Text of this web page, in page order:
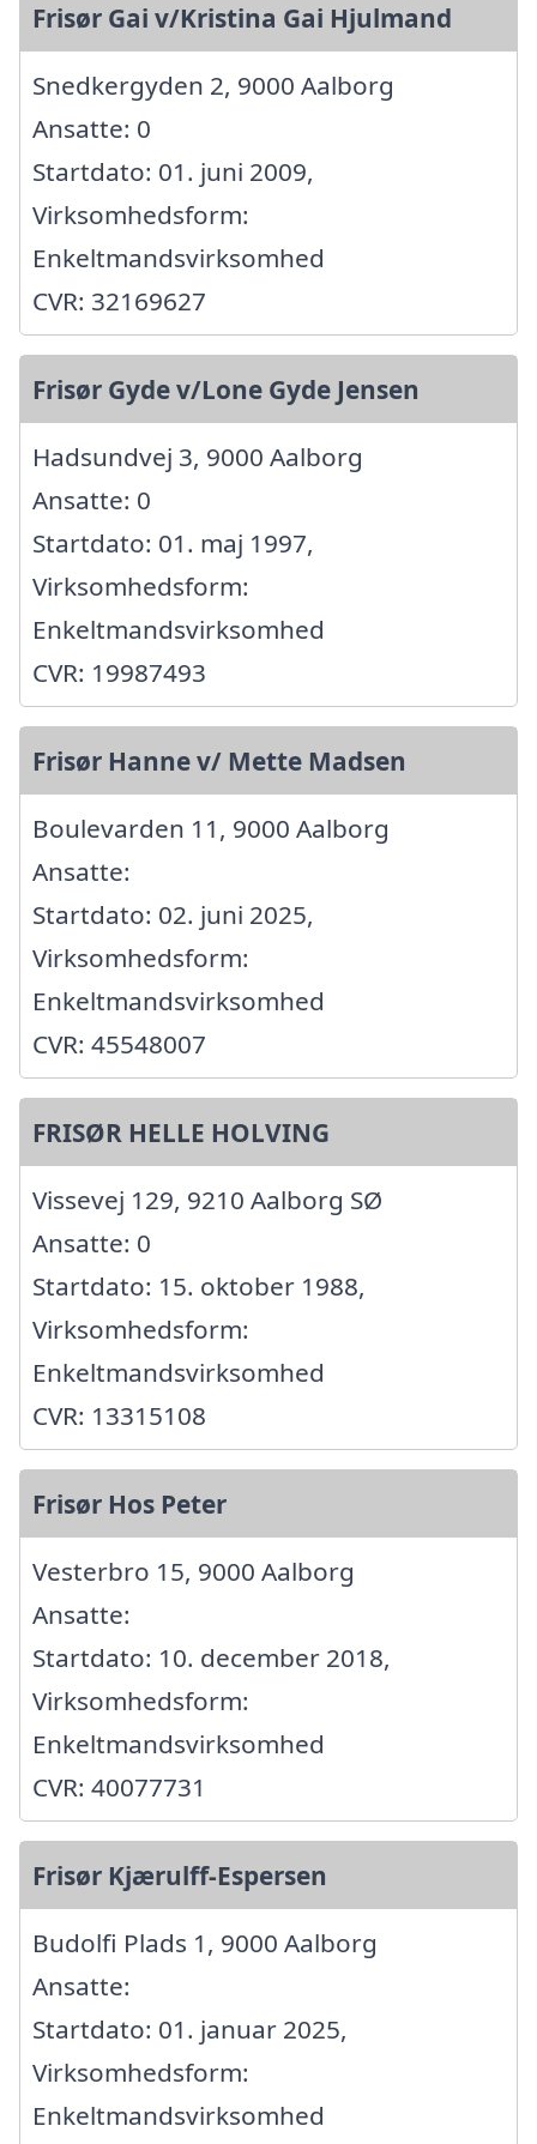
Frisør Gai v/Kristina Gai Hjulmand
Snedkergyden 2, 9000 Aalborg
Ansatte: 0
Startdato: 01. juni 2009,
Virksomhedsform:
Enkeltmandsvirksomhed
CVR: 32169627
Frisør Gyde v/Lone Gyde Jensen
Hadsundvej 3, 9000 Aalborg
Ansatte: 0
Startdato: 01. maj 1997,
Virksomhedsform:
Enkeltmandsvirksomhed
CVR: 19987493
Frisør Hanne v/ Mette Madsen
Boulevarden 11, 9000 Aalborg
Ansatte:
Startdato: 02. juni 2025,
Virksomhedsform:
Enkeltmandsvirksomhed
CVR: 45548007
FRISØR HELLE HOLVING
Vissevej 129, 9210 Aalborg SØ
Ansatte: 0
Startdato: 15. oktober 1988,
Virksomhedsform:
Enkeltmandsvirksomhed
CVR: 13315108
Frisør Hos Peter
Vesterbro 15, 9000 Aalborg
Ansatte:
Startdato: 10. december 2018,
Virksomhedsform:
Enkeltmandsvirksomhed
CVR: 40077731
Frisør Kjærulff-Espersen
Budolfi Plads 1, 9000 Aalborg
Ansatte:
Startdato: 01. januar 2025,
Virksomhedsform:
Enkeltmandsvirksomhed